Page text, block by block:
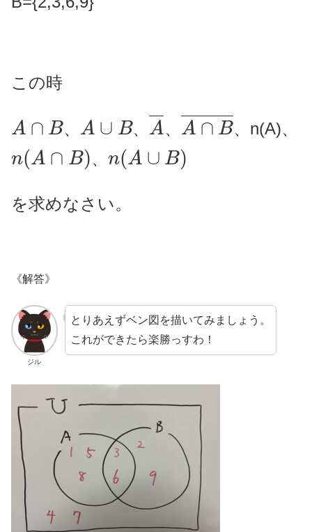
この時
A ∩B
、
A ∪ B
、
A―
、
A∩B―
、n(A)、
(A ∩B )
、
(A∪ B)
を求めなさい。
《解答》
ジル
とりあえずベン図を描いてみましょう。
これができたら楽勝っすわ！